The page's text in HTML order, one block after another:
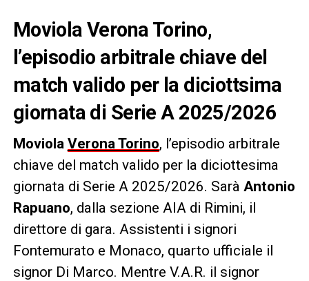
Moviola Verona Torino,
l’episodio arbitrale chiave del
match valido per la diciottsima
giornata di Serie A 2025/2026
Moviola Verona Torino, l’episodio arbitrale
chiave del match valido per la diciottesima
giornata di Serie A 2025/2026. Sarà Antonio
Rapuano, dalla sezione AIA di Rimini, il
direttore di gara. Assistenti i signori
Fontemurato e Monaco, quarto ufficiale il
signor Di Marco. Mentre V.A.R. il signor